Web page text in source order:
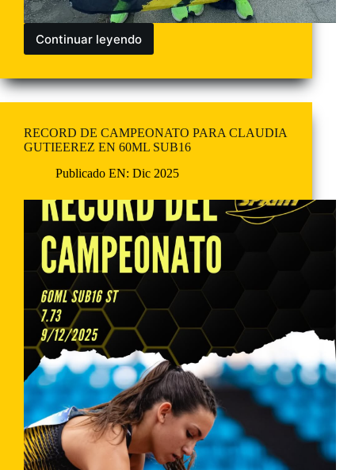
Continuar leyendo
RECORD DE CAMPEONATO PARA CLAUDIA
GUTIEEREZ EN 60ML SUB16
Publicado EN: Dic 2025